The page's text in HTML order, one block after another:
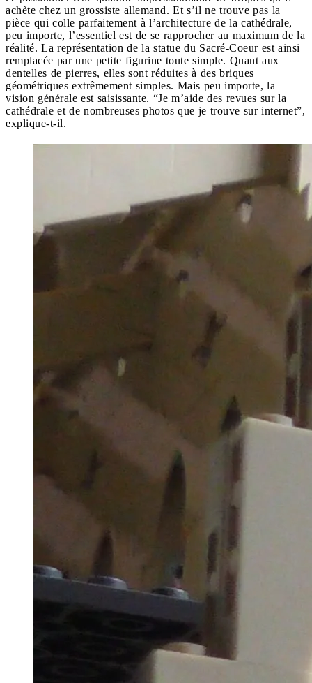
achète chez un grossiste allemand. Et s’il ne trouve pas la
pièce qui colle parfaitement à l’architecture de la cathédrale,
peu importe, l’essentiel est de se rapprocher au maximum de la
réalité. La représentation de la statue du Sacré-Coeur est ainsi
remplacée par une petite figurine toute simple. Quant aux
dentelles de pierres, elles sont réduites à des briques
géométriques extrêmement simples. Mais peu importe, la
vision générale est saisissante. “Je m’aide des revues sur la
cathédrale et de nombreuses photos que je trouve sur internet”,
explique-t-il.